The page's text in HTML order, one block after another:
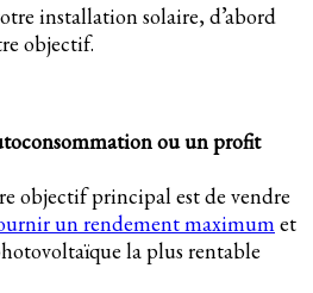
installation solaire, d’abord
objectif.
ou un profit
objectif principal est de vendre
un rendement maximumet
la plus rentable